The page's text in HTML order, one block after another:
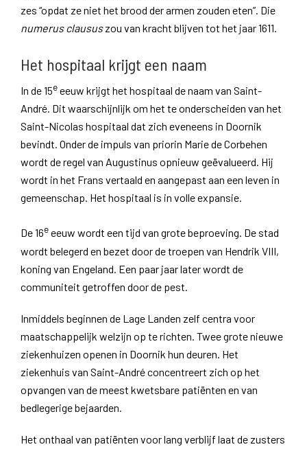
zes “opdat ze niet het brood der armen zouden eten”. Die
numerus claususzou van kracht blijven tot het jaar 1611.
Het hospitaal krijgt een naam
In de 15eeeuw krijgt het hospitaal de naam van Saint-
André. Dit waarschijnlijk om het te onderscheiden van het
Saint-Nicolas hospitaal dat zich eveneens in Doornik
bevindt. Onder de impuls van priorin Marie de Corbehen
wordt de regel van Augustinus opnieuw geëvalueerd. Hij
wordt in het Frans vertaald en aangepast aan een leven in
gemeenschap. Het hospitaal is in volle expansie.
De 16eeeuw wordt een tijd van grote beproeving. De stad
wordt belegerd en bezet door de troepen van Hendrik VIII,
koning van Engeland. Een paar jaar later wordt de
communiteit getroffen door de pest.
Inmiddels beginnen de Lage Landen zelf centra voor
maatschappelijk welzijn op te richten. Twee grote nieuwe
ziekenhuizen openen in Doornik hun deuren. Het
ziekenhuis van Saint-André concentreert zich op het
opvangen van de meest kwetsbare patiënten en van
bedlegerige bejaarden.
Het onthaal van patiënten voor lang verblijf laat de zusters